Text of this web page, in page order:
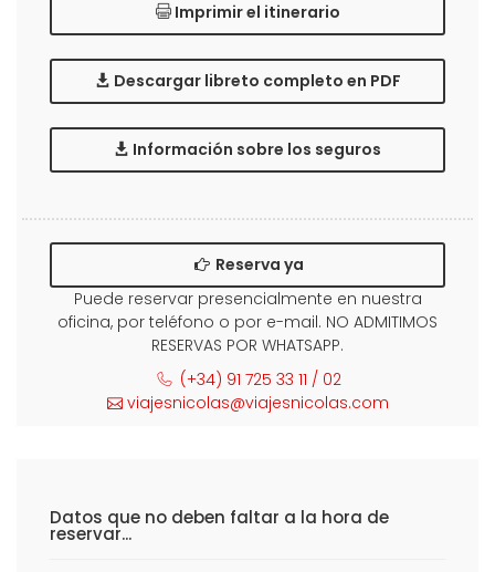
Imprimir el itinerario
Descargar libreto completo en PDF
Información sobre los seguros
Reserva ya
Puede reservar presencialmente en nuestra
oficina, por teléfono o por e-mail. NO ADMITIMOS
RESERVAS POR WHATSAPP.
(+34) 91 725 33 11 / 02
viajesnicolas@viajesnicolas.com
Datos que no deben faltar a la hora de
reservar...